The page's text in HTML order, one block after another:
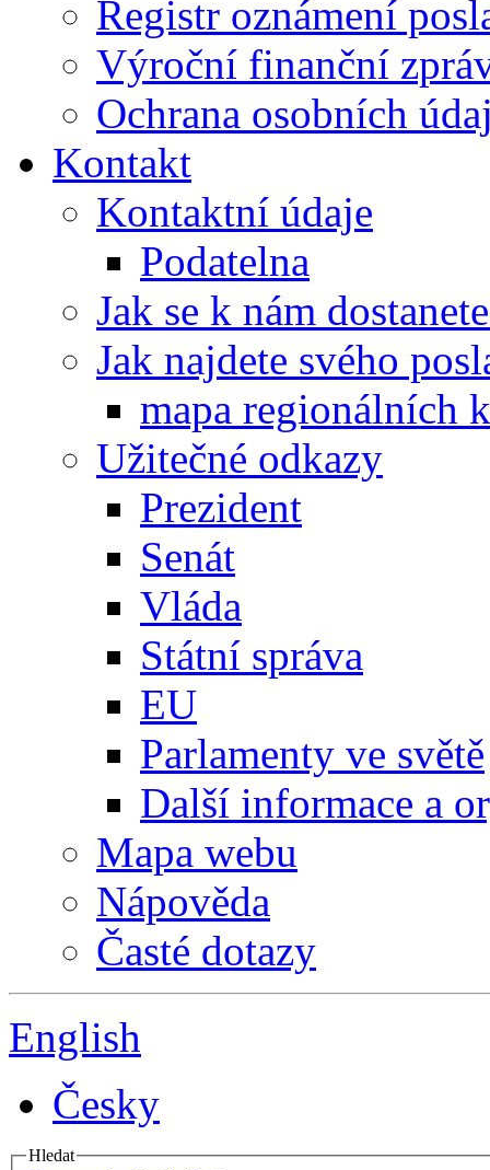
Registr oznámení
Výroční finanční
Ochrana osobních
Kontakt
Kontaktní údaje
Podatelna
Jak se k nám
Jak najdete svého
mapa regionálních
Užitečné odkazy
Prezident
Senát
Vláda
Státní správa
EU
Parlamenty ve světě
Další informace a
Mapa webu
Nápověda
Časté dotazy
English
Česky
Hledat